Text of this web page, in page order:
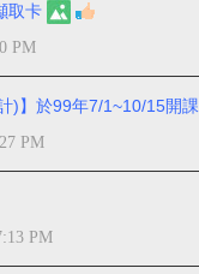
取卡
PM
)】於99年7/1~10/15開課
PM
PM